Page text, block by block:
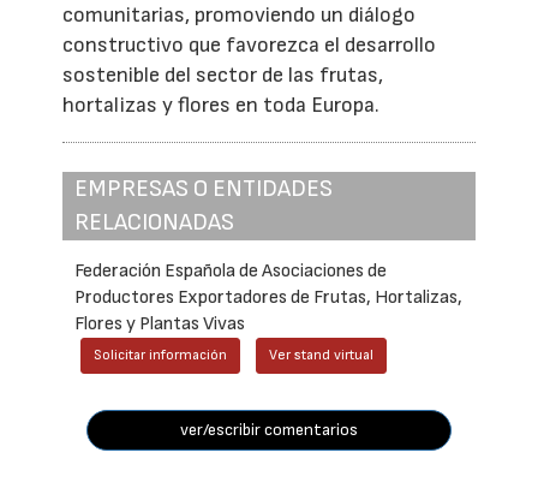
comunitarias, promoviendo un diálogo
constructivo que favorezca el desarrollo
sostenible del sector de las frutas,
hortalizas y flores en toda Europa.
EMPRESAS O ENTIDADES
RELACIONADAS
Federación Española de Asociaciones de
Productores Exportadores de Frutas, Hortalizas,
Flores y Plantas Vivas
Solicitar información Ver stand virtual
ver/escribir comentarios